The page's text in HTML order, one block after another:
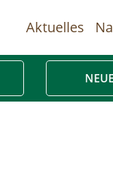
Aktuelles